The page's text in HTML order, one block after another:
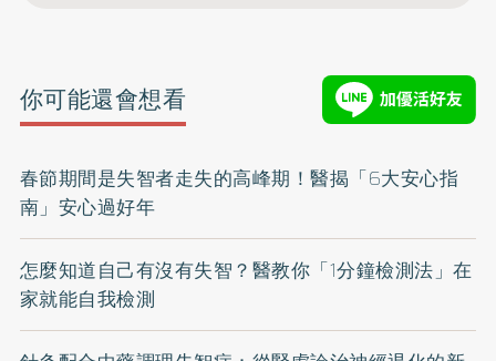
你可能還會想看
春節期間是失智者走失的高峰期！醫揭「6大安心指
南」安心過好年
怎麼知道自己有沒有失智？醫教你「1分鐘檢測法」在
家就能自我檢測